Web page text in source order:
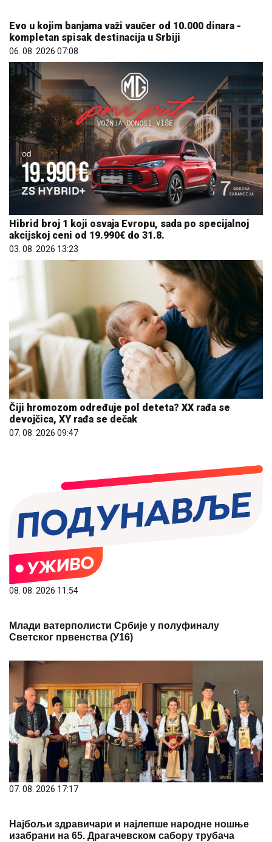
Hibrid broj 1 koji osvaja Evropu, sada po specijalnoj
akcijskoj ceni od 19.990€ do 31.8.
03. 08. 2026 13:23
Čiji hromozom određuje pol deteta? XX rađa se
devojčica, XY rađa se dečak
07. 08. 2026 09:47
08. 08. 2026 11:54
Млади ватерполисти Србије у полуфиналу
Светског првенства (У16)
07. 08. 2026 17:17
Најбољи здравичари и најлепше народне ношње
изабрани на 65. Драгачевском сабору трубача